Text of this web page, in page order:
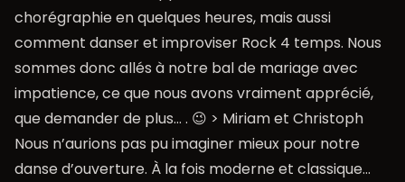
chorégraphie en quelques heures, mais aussi
comment danser et improviser Rock 4 temps. Nous
sommes donc allés à notre bal de mariage avec
impatience, ce que nous avons vraiment apprécié,
que demander de plus… . 😉 > Miriam et Christoph
Nous n’aurions pas pu imaginer mieux pour notre
danse d’ouverture. À la fois moderne et classique…